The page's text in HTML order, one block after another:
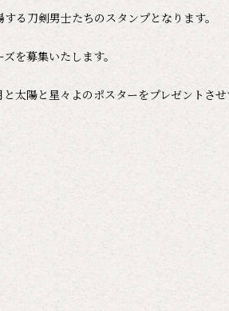
る刀剣男士たちのスタンプとなります。
を募集いたします。
太陽と星々よのポスターをプレゼントさせ